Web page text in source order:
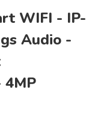
WIFI - IP-
Audio -